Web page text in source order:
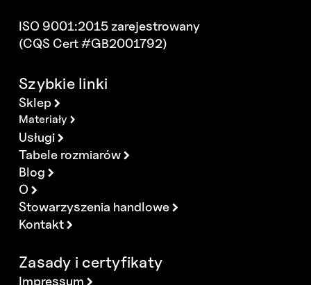
ISO 9001:2015 zarejestrowany
(CQS Cert #GB2001792)
Szybkie linki
Sklep
Materiały
Usługi
Tabele rozmiarów
Blog
O
Stowarzyszenia handlowe
Kontakt
Zasady i certyfikaty
Impressum